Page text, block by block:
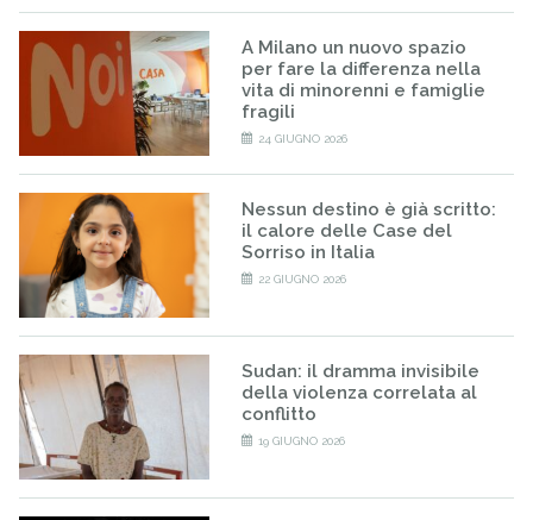
A Milano un nuovo spazio
per fare la differenza nella
vita di minorenni e famiglie
fragili
24 GIUGNO 2026
Nessun destino è già scritto:
il calore delle Case del
Sorriso in Italia
22 GIUGNO 2026
Sudan: il dramma invisibile
della violenza correlata al
conflitto
19 GIUGNO 2026